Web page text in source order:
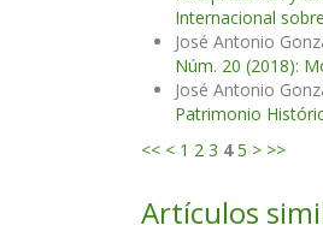
Internacional
José Antonio
Núm. 20 (2018):
José Antonio
Patrimonio
<< < 1 2 3 4 5 > >>
Artículos